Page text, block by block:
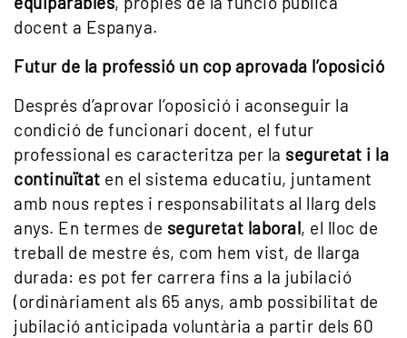
docent a Espanya.
Futur de la professió un cop aprovada l’oposició
Després d’aprovar l’oposició i aconseguir la
condició de funcionari docent, el futur
professional es caracteritza per la seguretat i la
continuïtat en el sistema educatiu, juntament
amb nous reptes i responsabilitats al llarg dels
anys. En termes de seguretat laboral, el lloc de
treball de mestre és, com hem vist, de llarga
durada: es pot fer carrera fins a la jubilació
(ordinàriament als 65 anys, amb possibilitat de
jubilació anticipada voluntària a partir dels 60